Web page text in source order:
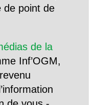
de point de
de la
Inf’OGM,